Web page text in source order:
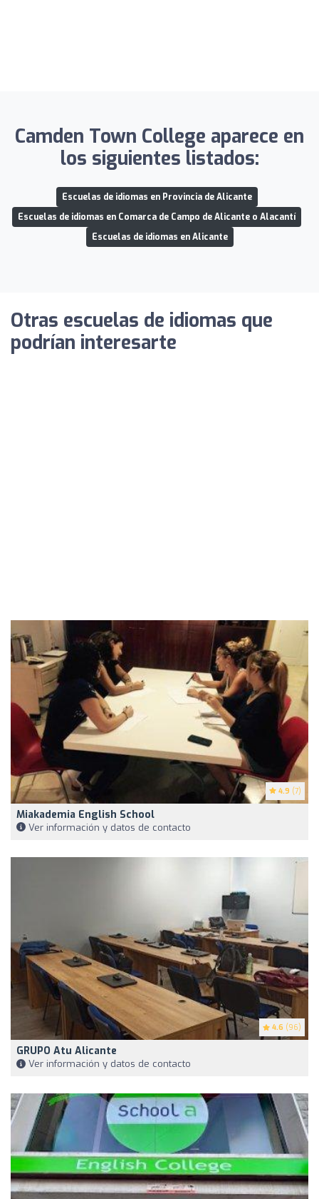
Camden Town College aparece en
los siguientes listados:
Escuelas de idiomas en Provincia de Alicante
Escuelas de idiomas en Comarca de Campo de Alicante o Alacantí
Escuelas de idiomas en Alicante
Otras escuelas de idiomas que
podrían interesarte
4.9 (7)
Miakademia English School
Ver información y datos de contacto
4.6 (96)
GRUPO Atu Alicante
Ver información y datos de contacto